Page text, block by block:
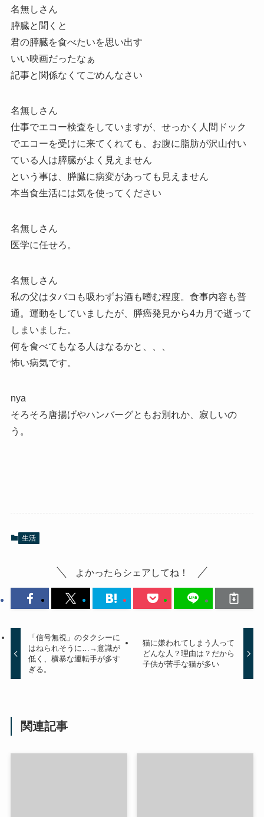
名無しさん
膵臓と聞くと
君の膵臓を食べたいを思い出す
いい映画だったなぁ
記事と関係なくてごめんなさい
名無しさん
仕事でエコー検査をしていますが、せっかく人間ドック
でエコーを受けに来てくれても、お腹に脂肪が沢山付い
ている人は膵臓がよく見えません
という事は、膵臓に病変があっても見えません
本当食生活には気を使ってください
名無しさん
医学に任せろ。
名無しさん
私の父はタバコも吸わずお酒も嗜む程度。食事内容も普
通。運動をしていましたが、膵癌発見から4カ月で逝って
しまいました。
何を食べてもなる人はなるかと、、、
怖い病気です。
nya
そろそろ唐揚げやハンバーグともお別れか、寂しいの
う。
生活
よかったらシェアしてね！
「信号無視」のタクシーに
はねられそうに…→意識が
低く、横暴な運転手が多す
ぎる。
猫に嫌われてしまう人って
どんな人？理由は？だから
子供が苦手な猫が多い
関連記事